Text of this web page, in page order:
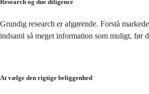
Research og due diligence
Grundig research er afgørende. Forstå
indsaml så meget information som muligt, før
At vælge den rigtige beliggenhed